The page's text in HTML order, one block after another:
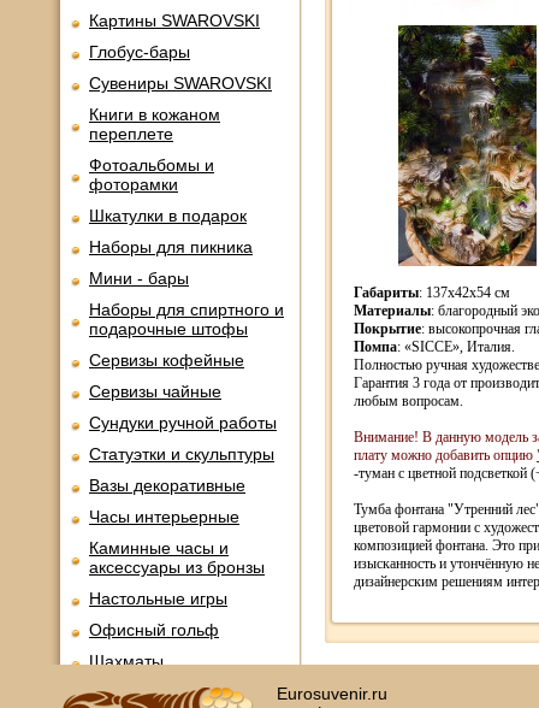
Картины SWAROVSKI
Глобус-бары
Сувениры SWAROVSKI
Книги в кожаном
переплете
Фотоальбомы и
фоторамки
Шкатулки в подарок
Наборы для пикника
Мини - бары
Наборы для спиртного и
подарочные штофы
Сервизы кофейные
Сервизы чайные
Сундуки ручной работы
Статуэтки и скульптуры
Вазы декоративные
Часы интерьерные
Каминные часы и
аксессуары из бронзы
Настольные игры
Офисный гольф
Шахматы
Нарды
Габариты: 137x42x54 см
Материалы: благородный
Покрытие: высокопрочная
Помпа: «SICCE», Италия.
Полностью ручная
Гарантия 3 года от
любым вопросам.
Внимание! В данную модель
плату можно добавить опцию
-туман с цветной подсветкой
Тумба фонтана "Утренний
цветовой гармонии с
композицией фонтана. Это
изысканность и утончённую
дизайнерским решениям
Eurosuvenir.ru